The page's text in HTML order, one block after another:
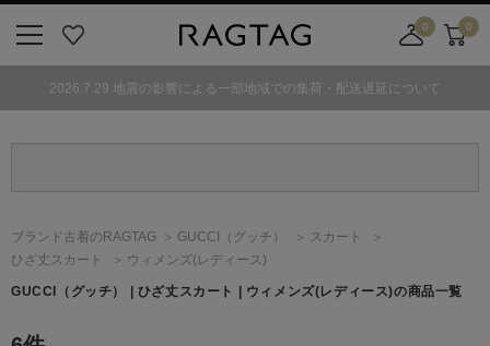
気
0
舗
カ
0
2026.7.29 地震の影響による一部地域での集荷・配送遅延について
ブランド古着のRAGTAG GUCCI （グッチ）
スカート
ひざ丈スカート
ウィメンズ(レディース)
GUCCI （グッチ） | ひざ丈スカート | ウィメンズ(レディース)の商品一覧